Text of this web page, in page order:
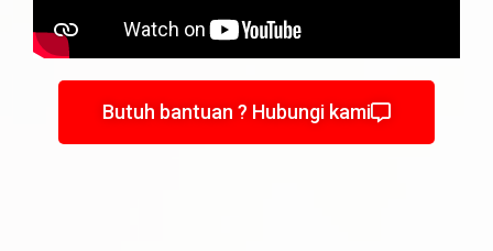
Butuh bantuan ? Hubungi kami